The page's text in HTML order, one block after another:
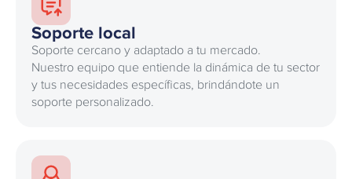
Soporte local
Soporte cercano y adaptado a tu mercado.
Nuestro equipo que entiende la dinámica de tu sector
y tus necesidades específicas, brindándote un
soporte personalizado.